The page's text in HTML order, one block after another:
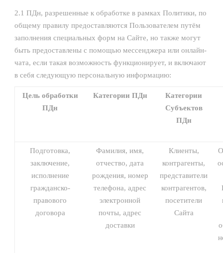
2.1 ПДн, разрешенные к обработке в рамках Политики, по
общему правилу предоставляются Пользователем путём
заполнения специальных форм на Сайте, но также могут
быть предоставлены с помощью мессенджера или онлайн-
чата, если такая возможность функционирует, и включают
в себя следующую персональную информацию:
Цель обработки
ПДн
Категории ПДн
Категории
Субъектов
ПДн
Подготовка,
заключение,
исполнение
гражданско-
правового
договора
Фамилия, имя,
отчество, дата
рождения, номер
телефона, адрес
электронной
почты, адрес
доставки
Клиенты,
контрагенты,
представители
контрагентов,
посетители
Сайта